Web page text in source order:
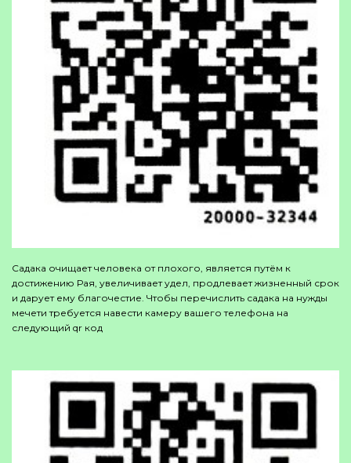
Садака очищает человека от плохого, является путём к
достижению Рая, увеличивает удел, продлевает жизненный срок
и дарует ему благочестие. Чтобы перечислить садака на нужды
мечети требуется навести камеру вашего телефона на
следующий qr код